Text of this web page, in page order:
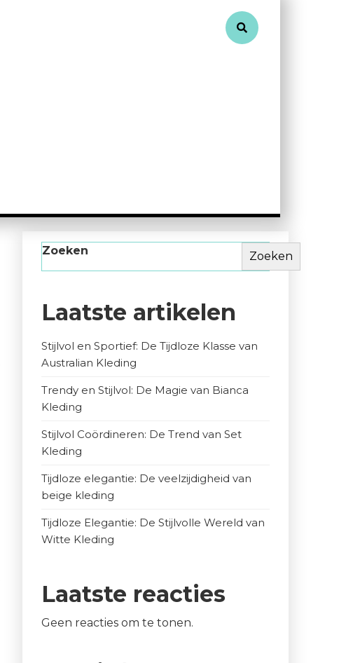
Zoeken Zoeken
Laatste artikelen
Stijlvol en Sportief: De Tijdloze Klasse van
Australian Kleding
Trendy en Stijlvol: De Magie van Bianca
Kleding
Stijlvol Coördineren: De Trend van Set
Kleding
Tijdloze elegantie: De veelzijdigheid van
beige kleding
Tijdloze Elegantie: De Stijlvolle Wereld van
Witte Kleding
Laatste reacties
Geen reacties om te tonen.